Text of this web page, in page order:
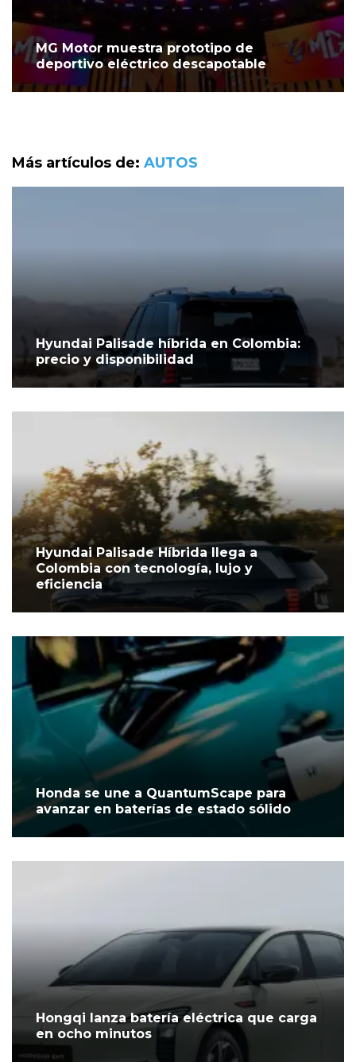
MG Motor muestra prototipo de
deportivo eléctrico descapotable
Más artículos de: AUTOS
Hyundai Palisade híbrida en Colombia:
precio y disponibilidad
Hyundai Palisade Híbrida llega a
Colombia con tecnología, lujo y
eficiencia
Honda se une a QuantumScape para
avanzar en baterías de estado sólido
Hongqi lanza batería eléctrica que carga
en ocho minutos